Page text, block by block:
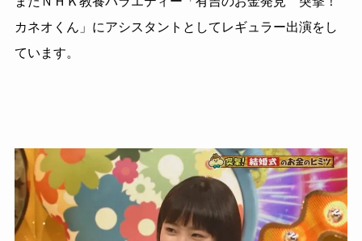
カネオくん」にアシスタントとしてレギュラー出演をし
ています。